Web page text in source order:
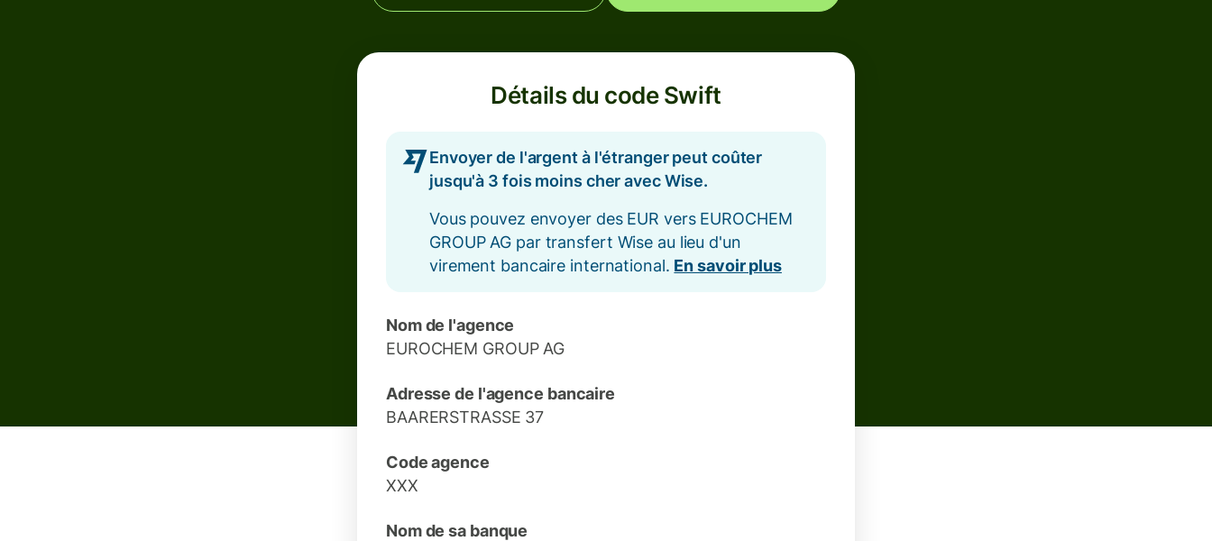
Détails du code Swift
Envoyer de l'argent à l'étranger peut coûter
jusqu'à 3 fois moins cher avec Wise.
Vous pouvez envoyer des EUR vers EUROCHEM
GROUP AG par transfert Wise au lieu d'un
virement bancaire international. En savoir plus
Nom de l'agence
EUROCHEM GROUP AG
Adresse de l'agence bancaire
BAARERSTRASSE 37
Code agence
XXX
Nom de sa banque